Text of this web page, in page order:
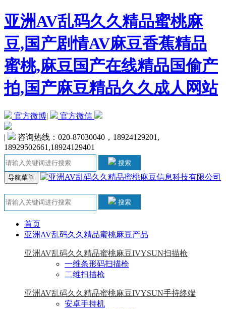
亚洲AV乱码久久精品蜜桃麻
豆,国产剧情AV麻豆香蕉精品
蜜桃,麻豆国产在线精品国偷产
拍,国产麻豆精品久久成人网站
官方微博| 官方微信
|
咨询热线：020-87030040，18924129201,
18929502661,18924129401
搜索
导航菜单
搜索
首页
亚洲AV乱码久久精品蜜桃麻豆产品
亚洲AV乱码久久精品蜜桃麻豆IVYSUN扫描枪
一维条形码扫描枪
二维扫描枪
亚洲AV乱码久久精品蜜桃麻豆IVYSUN手持终端
安卓手持机